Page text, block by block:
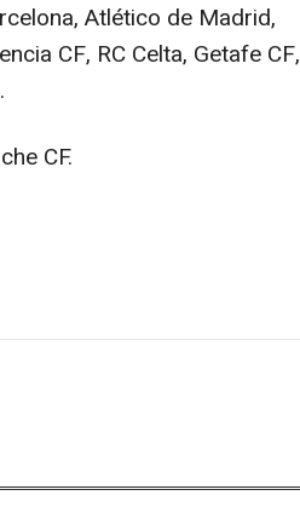
Atlético de Madrid,
CF, RC Celta, Getafe CF,
CF.